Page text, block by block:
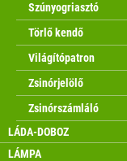
Szúnyogriasztó
Törlő kendő
Világítópatron
Zsinórjelölő
Zsinórszámláló
LÁDA-DOBOZ
LÁMPA